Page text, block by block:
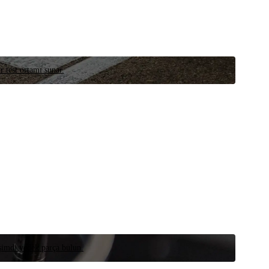
test ortamı sunar.
yedek parça bulun.